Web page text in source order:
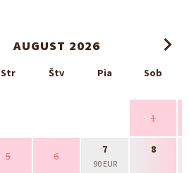
AUGUST 2026
Str Štv Pia Sob
1
5 6
7
90 EUR
8